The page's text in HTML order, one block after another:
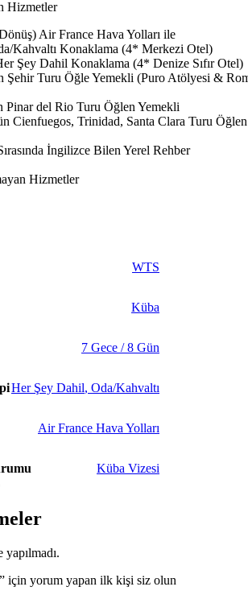
Hizmetler
Air France Hava Yolları ile
Kahvaltı Konaklama (4* Merkezi Otel)
Şey Dahil Konaklama (4* Denize Sıfır Otel)
Şehir Turu Öğle Yemekli (Puro Atölyesi &
Pinar del Rio Turu Öğlen Yemekli
Cienfuegos, Trinidad, Santa Clara Turu Öğlen
İngilizce Bilen Yerel Rehber
Hizmetler
WTS
Küba
7 Gece / 8 Gün
Her Şey Dahil, Oda/Kahvaltı
Air France Hava Yolları
Küba Vizesi
için yorum yapan ilk kişi siz olun